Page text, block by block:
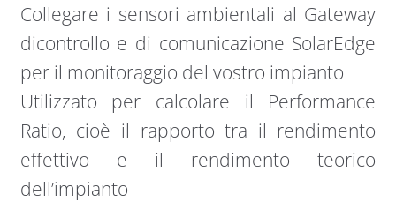
Collegare i sensori ambientali al Gateway
dicontrollo e di comunicazione SolarEdge
per il monitoraggio del vostro impianto
Utilizzato per calcolare il Performance
Ratio, cioè il rapporto tra il rendimento
effettivo e il rendimento teorico
dell’impianto